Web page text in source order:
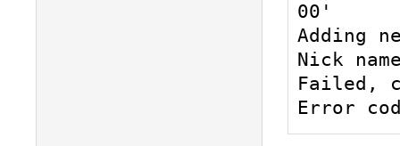
00'
Adding
Nick
Failed,
Error